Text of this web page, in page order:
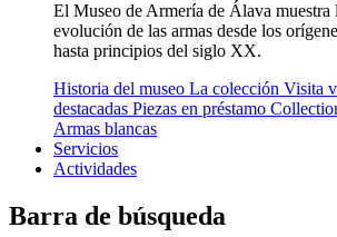
El Museo de Armería de Álava muestra
evolución de las armas desde los
hasta principios del siglo XX.
Historia del museo La colección Visita
destacadas Piezas en préstamo
Armas blancas
Servicios
Actividades
Barra de búsqueda